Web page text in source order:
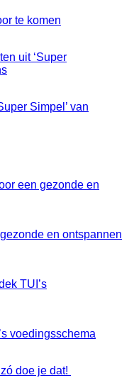
te komen
Simpel’ van
en ontspannen
voedingsschema